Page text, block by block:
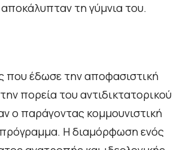
τη γύμνια του.
που έδωσε την αποφασιστική
πορεία του αντιδικτατορικού
ο παράγοντας κομμουνιστική
Η διαμόρφωση ενός